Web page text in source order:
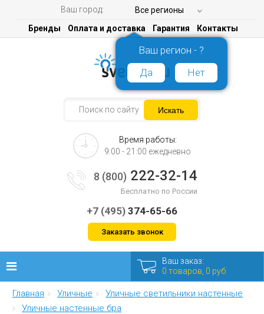
Ваш город: Все регионы
Ваш регион - ?
Да
Нет
Бренды Оплата и доставка Гарантия Контакты
Время работы:
9:00 - 21:00 ежедневно
8 (800) 222-32-14
Бесплатно по России
+7 (495) 374-65-66
Заказать звонок
Люстры
Ваш заказ:
0 товаров, 0 руб
Главная Уличные
Уличные светильники настенные
Уличные настенные бра